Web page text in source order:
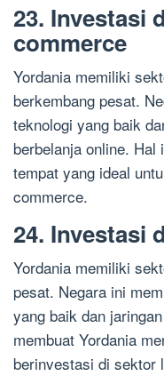
23. Investasi
commerce
Yordania memiliki
berkembang pesat.
teknologi yang baik
berbelanja online. Hal
tempat yang ideal
commerce.
24. Investasi
Yordania memiliki
pesat. Negara ini
yang baik dan
membuat Yordania
berinvestasi di sektor